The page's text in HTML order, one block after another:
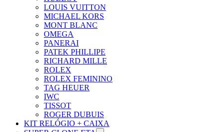
LOUIS VUITTON
MICHAEL KORS
MONT BLANC
OMEGA
PANERAI
PATEK PHILLIPE
RICHARD MILLE
ROLEX
ROLEX FEMININO
TAG HEUER
IWC
TISSOT
ROGER DUBUIS
KIT RELÓGIO + CAIXA